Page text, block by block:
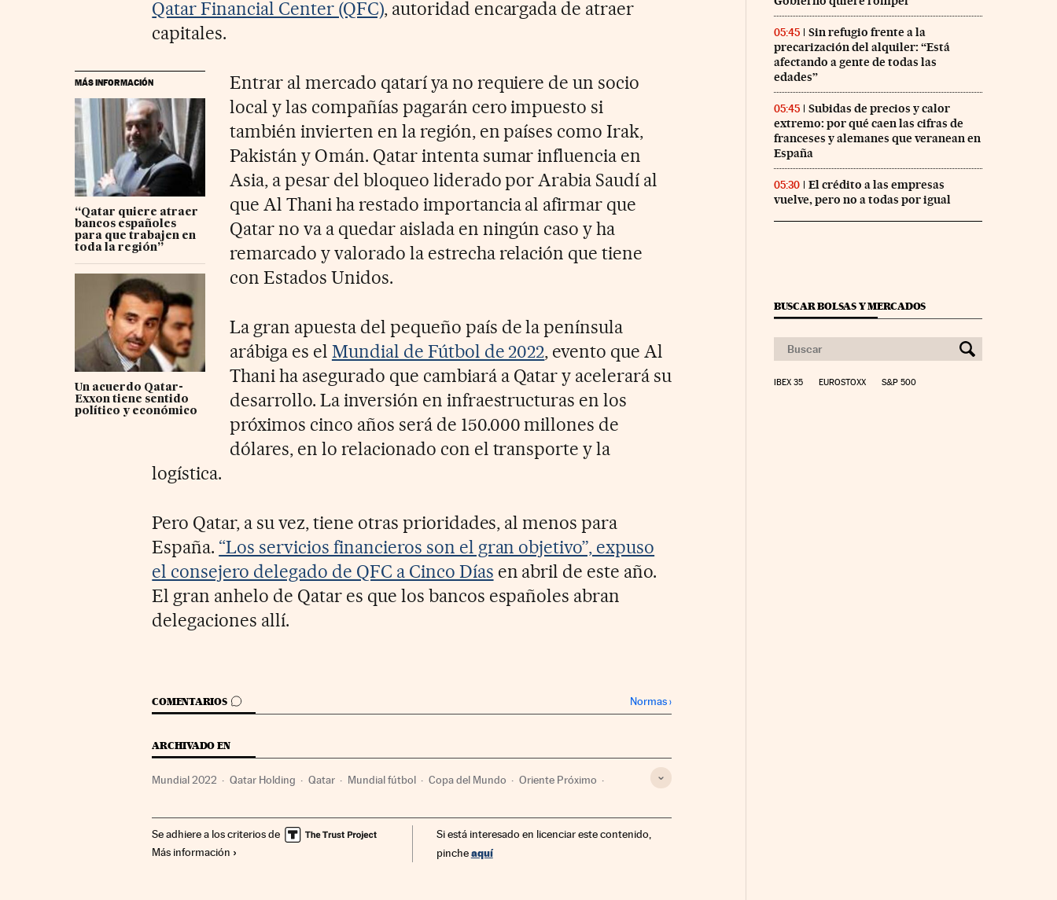
Qatar Financial Center (QFC), autoridad encargada de atraer
capitales.
MÁS INFORMACIÓN
“Qatar quiere atraer
bancos españoles
para que trabajen en
toda la región”
Un acuerdo Qatar-
Exxon tiene sentido
político y económico
Entrar al mercado qatarí ya no requiere de un socio
local y las compañías pagarán cero impuesto si
también invierten en la región, en países como Irak,
Pakistán y Omán. Qatar intenta sumar influencia en
Asia, a pesar del bloqueo liderado por Arabia Saudí al
que Al Thani ha restado importancia al afirmar que
Qatar no va a quedar aislada en ningún caso y ha
remarcado y valorado la estrecha relación que tiene
con Estados Unidos.
La gran apuesta del pequeño país de la península
arábiga es el Mundial de Fútbol de 2022, evento que Al
Thani ha asegurado que cambiará a Qatar y acelerará su
desarrollo. La inversión en infraestructuras en los
próximos cinco años será de 150.000 millones de
dólares, en lo relacionado con el transporte y la
logística.
Pero Qatar, a su vez, tiene otras prioridades, al menos para
España. “Los servicios financieros son el gran objetivo”, expuso
el consejero delegado de QFC a Cinco Días en abril de este año.
El gran anhelo de Qatar es que los bancos españoles abran
delegaciones allí.
COMENTARIOS
IR A LOS COMENTARIOS Normas›
ARCHIVADO EN
Mundial 2022 Qatar Holding Qatar Mundial fútbol Copa del Mundo Oriente Próximo
Deportes Banca Finanzas
Se adhiere a los criterios de
Más información
Si está interesado en licenciar este contenido,
pincheaquí
05:45
Sin refugio frente a la
precarización del alquiler: “Está
afectando a gente de todas las
edades”
05:45
Subidas de precios y calor
extremo: por qué caen las cifras de
franceses y alemanes que veranean en
España
05:30
El crédito a las empresas
vuelve, pero no a todas por igual
BUSCAR BOLSAS Y MERCADOS
IBEX 35 EUROSTOXX S&P 500